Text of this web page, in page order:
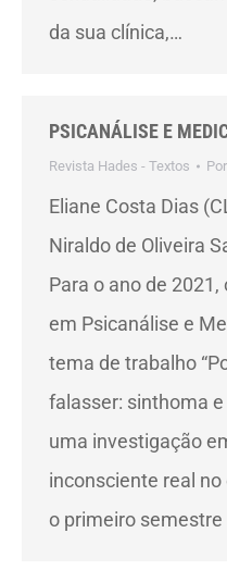
da sua clínica,…
PSICANÁLISE E
Revista Hades - Textos Por
Eliane Costa Dias
Niraldo de Oliveira
Para o ano de
em Psicanálise e
tema de trabalho
falasser: sinthoma e
uma investigação
inconsciente real
o primeiro